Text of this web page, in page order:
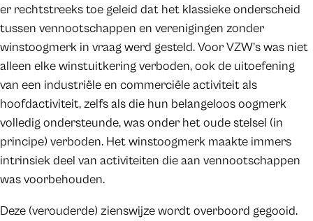
er rechtstreeks toe geleid dat het klassieke onderscheid
tussen vennootschappen en verenigingen zonder
winstoogmerk in vraag werd gesteld. Voor VZW’s was niet
alleen elke winstuitkering verboden, ook de uitoefening
van een industriële en commerciële activiteit als
hoofdactiviteit, zelfs als die hun belangeloos oogmerk
volledig ondersteunde, was onder het oude stelsel (in
principe) verboden. Het winstoogmerk maakte immers
intrinsiek deel van activiteiten die aan vennootschappen
was voorbehouden.
Deze (verouderde) zienswijze wordt overboord gegooid.